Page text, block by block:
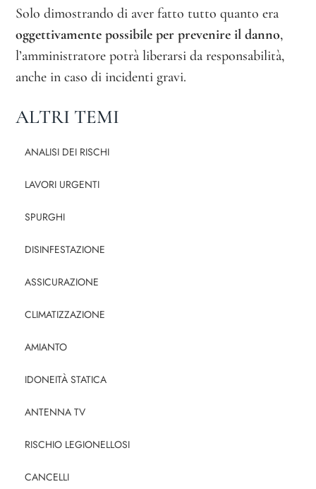
ALTRI TEMI
ANALISI DEI RISCHI
LAVORI URGENTI
SPURGHI
DISINFESTAZIONE
ASSICURAZIONE
CLIMATIZZAZIONE
AMIANTO
IDONEITÀ STATICA
ANTENNA TV
RISCHIO LEGIONELLOSI
CANCELLI
Solo dimostrando di aver fatto tutto quanto era
oggettivamente possibile per prevenire il danno,
l’amministratore potrà liberarsi da responsabilità,
anche in caso di incidenti gravi.